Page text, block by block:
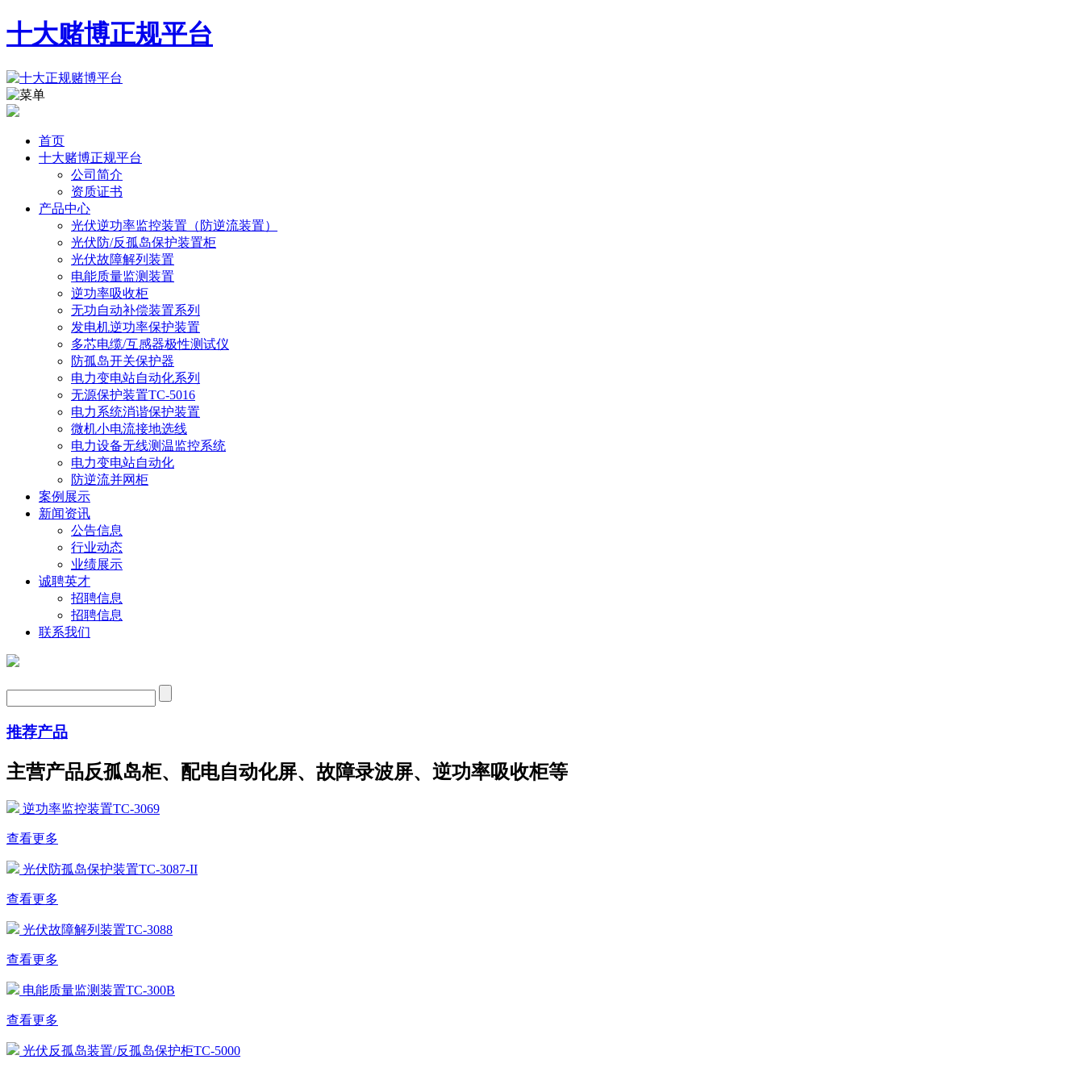
十大赌博正规平台
首页
十大赌博正规平台
公司简介
资质证书
产品中心
光伏逆功率监控装置（防逆流装置）
光伏防/反孤岛保护装置柜
光伏故障解列装置
电能质量监测装置
逆功率吸收柜
无功自动补偿装置系列
发电机逆功率保护装置
多芯电缆/互感器极性测试仪
防孤岛开关保护器
电力变电站自动化系列
无源保护装置TC-5016
电力系统消谐保护装置
微机小电流接地选线
电力设备无线测温监控系统
电力变电站自动化
防逆流并网柜
案例展示
新闻资讯
公告信息
行业动态
业绩展示
诚聘英才
招聘信息
招聘信息
联系我们
推荐产品
主营产品反孤岛柜、配电自动化屏、故障录波屏、逆功率吸收柜等
逆功率监控装置TC-3069
查看更多
光伏防孤岛保护装置TC-3087-II
查看更多
光伏故障解列装置TC-3088
查看更多
电能质量监测装置TC-300B
查看更多
光伏反孤岛装置/反孤岛保护柜TC-5000